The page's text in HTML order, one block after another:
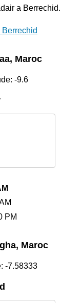
a Berrechid.
Berrechid
Maroc
-9.6
PM
Maroc
-7.58333